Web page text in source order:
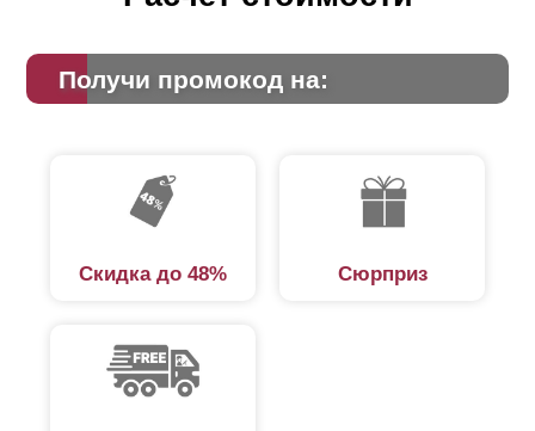
Получи промокод на:
Скидка до 48% Сюрприз